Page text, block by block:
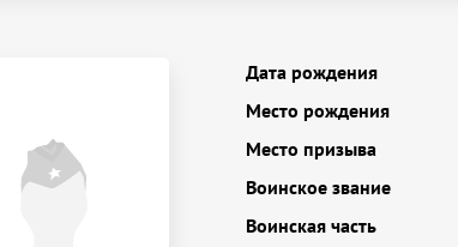
Дата рождения
Место рождения
Место призыва
Воинское звание
Воинская часть